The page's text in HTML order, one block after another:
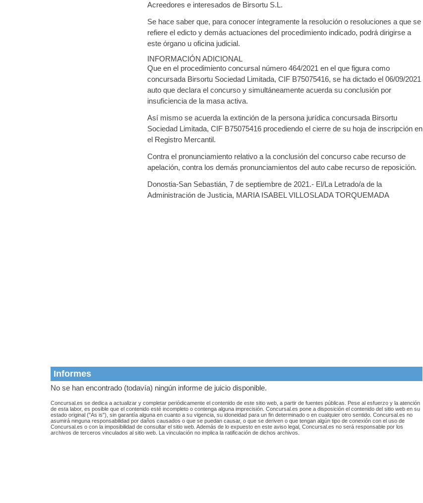
Acreedores e interesados de Birsortu S.L.
Se hace saber que, para conocer íntegramente la resolución o resoluciones a que se
refiere el edicto y demás actuaciones del procedimiento indicado, podrá dirigirse a
este órgano u oficina judicial.
INFORMACIÓN ADICIONAL
Que en el procedimiento concursal número 464/2021 en el que figura como
concursada Birsortu Sociedad Limitada, CIF B75075416, se ha dictado el 06/09/2021
auto que declara el concurso y simultáneamente acuerda su conclusión por
insuficiencia de la masa activa.
Así mismo se acuerda la extinción de la persona jurídica concursada Birsortu
Sociedad Limitada, CIF B75075416 procediendo el cierre de su hoja de inscripción en
el Registro Mercantil.
Contra el pronunciamiento relativo a la conclusión del concurso cabe recurso de
apelación, contra los demás pronunciamientos del auto cabe recurso de reposición.
Donostia-San Sebastián, 7 de septiembre de 2021.- El/La Letrado/a de la
Administración de Justicia, MARIA ISABEL VILLOSLADA TORQUEMADA
Informes
No se han encontrado (todavía) ningún informe de juicio disponible.
Concursal.es se dedica a actualizar y completar periódicamente el contenido de este sitio web, a partir de fuentes públicas. Pese al esfuerzo y la atención
de esta labor, es posible que el contenido esté incompleto o contenga alguna imprecisión. Concursal.es pone a disposición el contenido del sitio web en su
estado original ("As is"), sin garantía alguna en cuanto a su vigencia, su idoneidad para un fin determinado o en cualquier otro sentido. Concursal.es no
asumirá ninguna responsabilidad por daños causados o que se puedan causar, o que se deriven o que tengan algún tipo de conexión con el uso de
Concursal.es o con la imposibilidad de consultar el sitio web. Además de lo expuesto en este aviso legal, Concursal.es no será responsable por los
archivos de terceros vinculados al sitio web. La vinculación no implica la ratificación de dichos archivos.